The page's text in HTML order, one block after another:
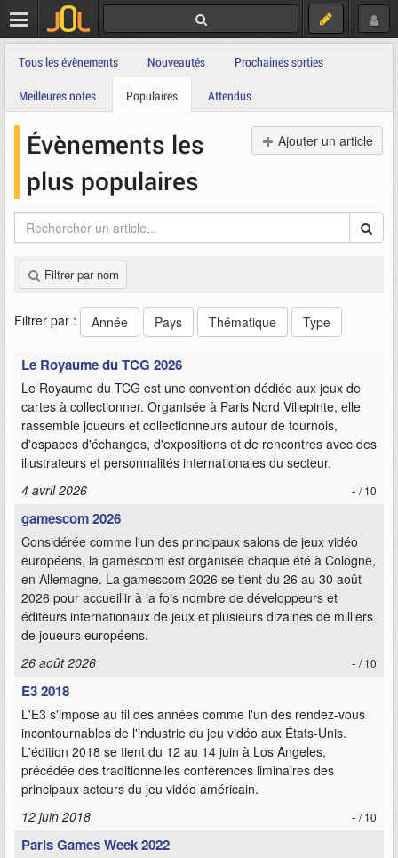
Tous les évènements Nouveautés
Prochaines sorties
Meilleures notes
Populaires Attendus
Ajouter un article
Évènements les
plus populaires
Filtrer par nom
Filtrer par : Année Pays Thématique Type
Le Royaume du TCG 2026
Le Royaume du TCG est une convention dédiée aux jeux de
cartes à collectionner. Organisée à Paris Nord Villepinte, elle
rassemble joueurs et collectionneurs autour de tournois,
d'espaces d'échanges, d'expositions et de rencontres avec des
illustrateurs et personnalités internationales du secteur.
4 avril 2026
- / 10
gamescom 2026
Considérée comme l'un des principaux salons de jeux vidéo
européens, la gamescom est organisée chaque été à Cologne,
en Allemagne. La gamescom 2026 se tient du 26 au 30 août
2026 pour accueillir à la fois nombre de développeurs et
éditeurs internationaux de jeux et plusieurs dizaines de milliers
de joueurs européens.
26 août 2026
- / 10
E3 2018
L'E3 s'impose au fil des années comme l'un des rendez-vous
incontournables de l'industrie du jeu vidéo aux États-Unis.
L'édition 2018 se tient du 12 au 14 juin à Los Angeles,
précédée des traditionnelles conférences liminaires des
principaux acteurs du jeu vidéo américain.
12 juin 2018
- / 10
Paris Games Week 2022